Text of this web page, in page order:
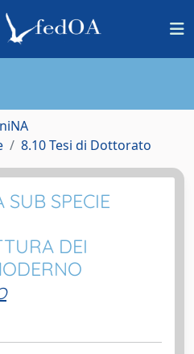
8.10 Tesi di Dottorato
SPECIE
DEI